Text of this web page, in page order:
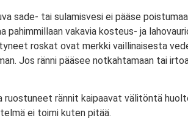
sade- tai sulamisvesi ei pääse
pahimmillaan vakavia kosteus- ja
roskat ovat merkki vaillinaisesta
Jos ränni pääsee notkahtamaan tai
rännit kaipaavat välitöntä
ei toimi kuten pitää.